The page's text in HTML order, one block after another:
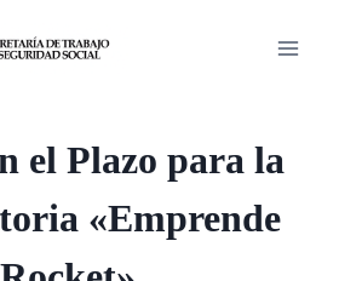
el Plazo para la
«Emprende